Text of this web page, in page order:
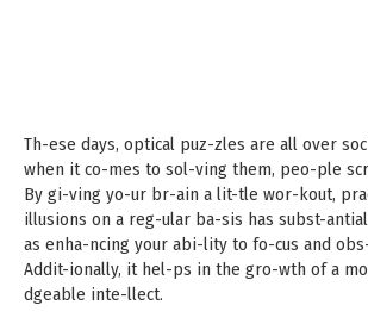
Th-ese days, optical puz-zles are all over
when it co-mes to sol-ving them, peo-ple
By gi-ving yo-ur br-ain a lit-tle wor-kout,
illusions on a reg-ular ba-sis has subst-
as enha-ncing your abi-lity to fo-cus and
Addit-ionally, it hel-ps in the gro-wth of a
dgeable inte-llect.